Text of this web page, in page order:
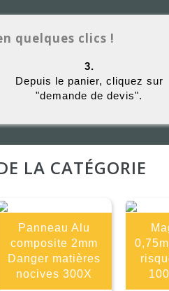
quelques clics !
3.
Depuis le panier, cliquez sur
"demande de devis".
LA CATÉGORIE
Panneau Alu
composite 2mm
Danger matières
nocives 300X